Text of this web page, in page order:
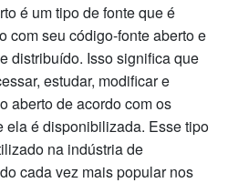
é um tipo de fonte que é
com seu código-fonte aberto e
distribuído. Isso significa que
estudar, modificar e
aberto de acordo com os
ela é disponibilizada. Esse tipo
na indústria de
cada vez mais popular nos